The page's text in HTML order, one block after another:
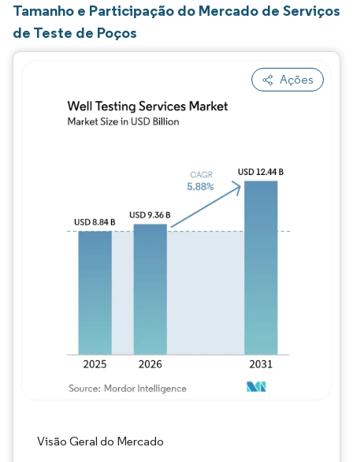
Tamanho e Participação do Mercado de Serviços
de Teste de Poços
Ações
Visão Geral do Mercado